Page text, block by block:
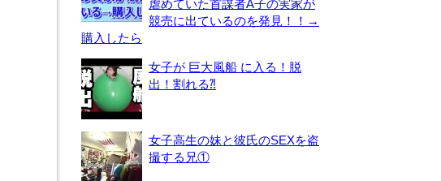
虐めていた首謀者A子の実家が
競売に出ているのを発見！！→
購入したら
女子が 巨大風船 に入る！脱
出！割れる⁈
女子高生の妹と彼氏のSEXを盗
撮する兄①